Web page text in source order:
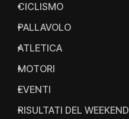
CICLISMO
PALLAVOLO
ATLETICA
MOTORI
EVENTI
RISULTATI DEL WEEKEND